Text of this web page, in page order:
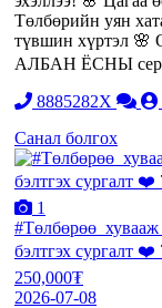
Төлбөрийн уян
түвшин хүртэл 🌸
АЛБАН ЁСНЫ
8885282X
Санал болгох
1
бэлтгэх сургалт
250,000₮
2026-07-08